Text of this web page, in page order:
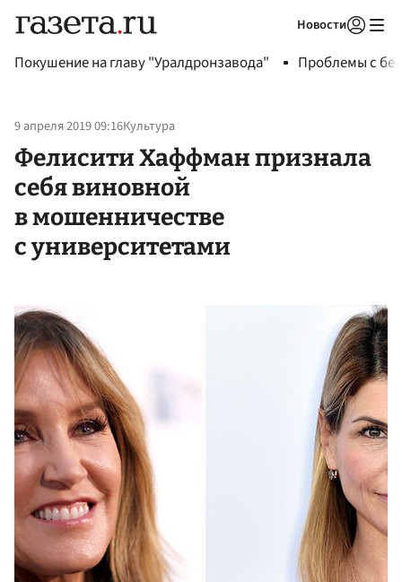
Новости
Покушение на главу "Уралдронзавода" Проблемы с
9 апреля 2019 09:16Культура
Фелисити Хаффман признала
себя виновной
в мошенничестве
с университетами